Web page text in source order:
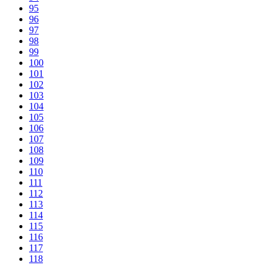
95
96
97
98
99
100
101
102
103
104
105
106
107
108
109
110
111
112
113
114
115
116
117
118